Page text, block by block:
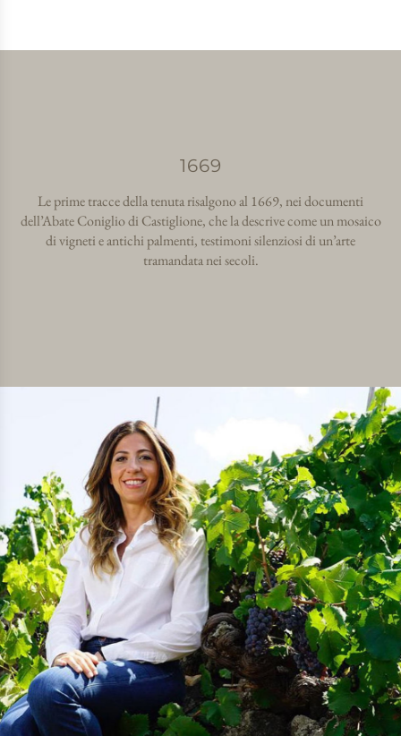
1669
Le prime tracce della tenuta risalgono al 1669, nei documenti
dell’Abate Coniglio di Castiglione, che la descrive come un mosaico
di vigneti e antichi palmenti, testimoni silenziosi di un’arte
tramandata nei secoli.